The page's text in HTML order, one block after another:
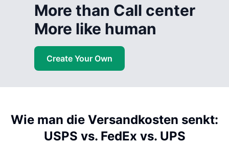
More than Call center
More like human
Create Your Own
Wie man die Versandkosten senkt:
USPS vs. FedEx vs. UPS